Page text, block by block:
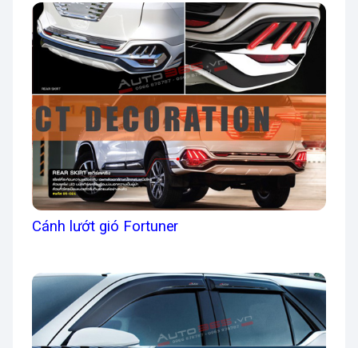
Cánh lướt gió Fortuner